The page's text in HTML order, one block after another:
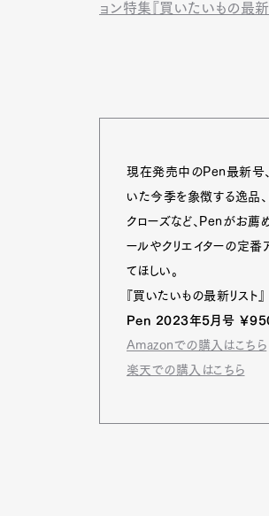
ョン特集『買いたいもの最新
現在発売中のPen最新号、
いた今季を象徴する逸品、
クローズなど、Penがお薦
ールやクリエイターの定番
てほしい。
『買いたいもの最新リスト』
Pen 2023年5月号 ￥950
Amazonでの購入はこちら
楽天での購入はこちら